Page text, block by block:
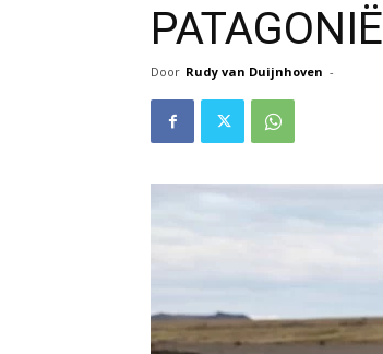
PATAGONIË
Door Rudy van Duijnhoven -